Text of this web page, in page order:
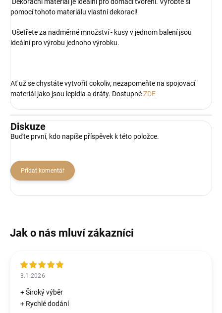
pomocí tohoto materiálu vlastní dekoraci!
Ušetřete za nadměrné množství - kusy v jednom balení jsou
ideální pro výrobu jednoho výrobku.
Ať už se chystáte vytvořit cokoliv, nezapomeňte na spojovací
materiál jako jsou lepidla a dráty. DostupnéZDE
Diskuze
Buďte první, kdo napíše příspěvek k této položce.
Přidat komentář
3.1.2026
+ Široký výběr
+ Rychlé dodání